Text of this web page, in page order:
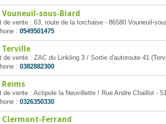
sous-Biard
de vente : 63, route de la torchaise - 86580 Vouneuil-
: 0549501475
Terville
de vente : ZAC du Linkling 3 / Sortie d'autoroute 41
: 0382882300
de vente : Actipole la Neuvillette / Rue Andre Chaillot -
: 0326350330
Clermont-Ferrand